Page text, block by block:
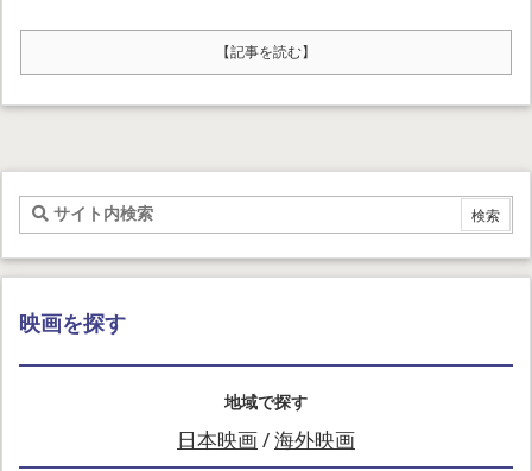
【記事を読む】
映画を探す
地域で探す
日本映画/海外映画